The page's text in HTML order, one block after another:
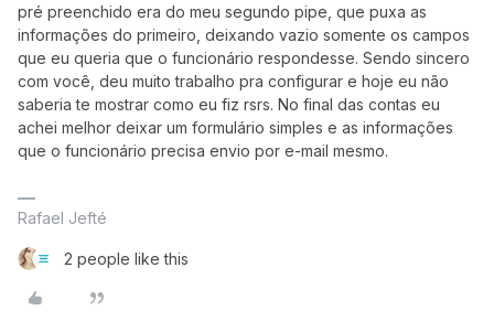
pré preenchido era do meu segundo pipe, que puxa as
informações do primeiro, deixando vazio somente os campos
que eu queria que o funcionário respondesse. Sendo sincero
com você, deu muito trabalho pra configurar e hoje eu não
saberia te mostrar como eu fiz rsrs. No final das contas eu
achei melhor deixar um formulário simples e as informações
que o funcionário precisa envio por e-mail mesmo.
Rafael Jefté
2 people like this